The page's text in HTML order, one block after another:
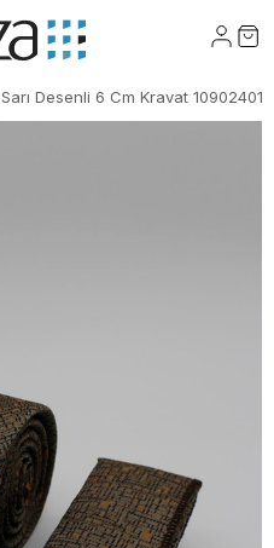
Sarı Desenli 6 Cm Kravat